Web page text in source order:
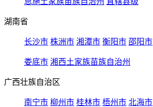
湖南省
长沙市 株洲市 湘潭市 衡阳市 邵阳市
娄底市 湘西土家族苗族自治州
广西壮族自治区
南宁市 柳州市 桂林市 梧州市 北海市